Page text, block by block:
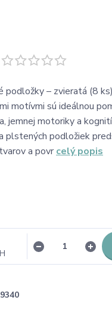
podložky – zvieratá (8
motívmi sú ideálnou
jemnej motoriky a
plstených podložiek
a povr celý popis